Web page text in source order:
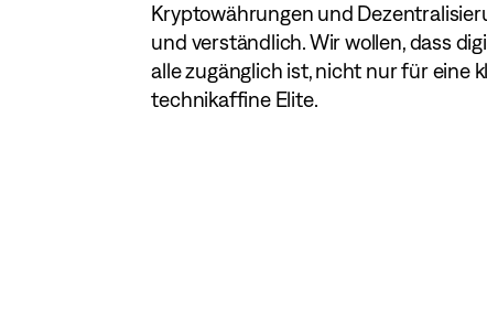
Kryptowährungen und
und verständlich. Wir wollen, dass
alle zugänglich ist, nicht nur für eine
technikaffine Elite.